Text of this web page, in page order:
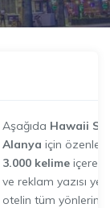
Aşağıda Hawaii
Alanya için özenle
3.000 kelime içeren
ve reklam yazısı
otelin tüm